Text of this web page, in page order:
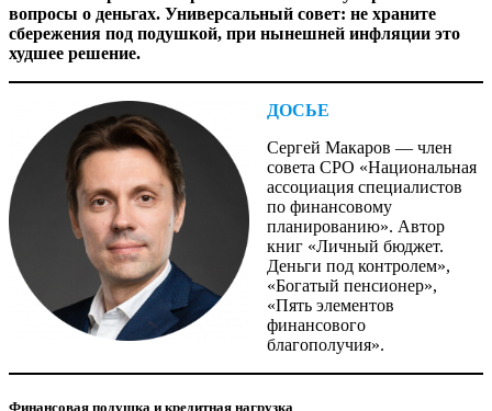
вопросы о деньгах. Универсальный совет: не храните
сбережения под подушкой, при нынешней инфляции это
худшее решение.
ДОСЬЕ
Сергей Макаров — ​член
совета СРО «Национальная
ассоциация специалистов
по финансовому
планированию». Автор
книг «Личный бюджет.
Деньги под контролем»,
«Богатый пенсионер»,
«Пять элементов
финансового
благополучия».
Финансовая подушка и кредитная нагрузка